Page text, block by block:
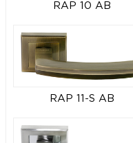
RAP 10 AB
RAP 11-S AB